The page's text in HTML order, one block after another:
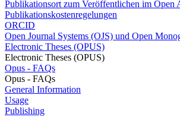
Publikationsort zum Veröffentlichen im Open
Publikationskostenregelungen
ORCID
Open Journal Systems (OJS) und Open
Electronic Theses (OPUS)
Electronic Theses (OPUS)
Opus - FAQs
Opus - FAQs
General Information
Usage
Publishing